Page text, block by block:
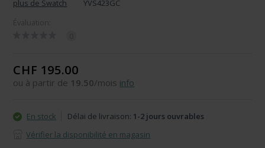
plus de Swatch
YVS423GC
CHF 195.00
ou à partir de 19.50/mois info
En stock Délai de livraison: 1-2 jours ouvrables
Vérifier la disponibilité en magasin